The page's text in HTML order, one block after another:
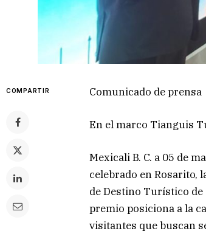
COMPARTIR Comunicado de prensa
En el marco Tianguis
Mexicali B. C. a 05 de
celebrado en Rosarito,
de Destino Turístico de
premio posiciona a la
visitantes que buscan